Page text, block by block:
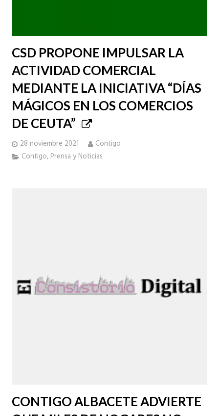
CSD PROPONE IMPULSAR LA
ACTIVIDAD COMERCIAL
MEDIANTE LA INICIATIVA “DÍAS
MÁGICOS EN LOS COMERCIOS
DE CEUTA”
28 noviembre 2021
Contigo
Contigo,Prensa y Noticias
CONTIGO ALBACETE ADVIERTE